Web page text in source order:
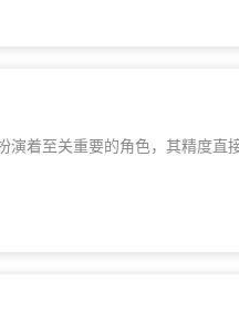
演着至关重要的角色，其精度